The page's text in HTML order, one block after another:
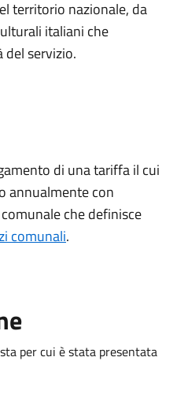
territorio nazionale, da
italiani che
del servizio.
di una tariffail cui
oannualmentecon
comunaleche definisce
comunali.
per cui è stata presentata